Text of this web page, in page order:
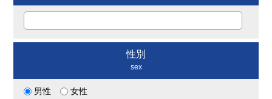
性別
sex
男性 女性